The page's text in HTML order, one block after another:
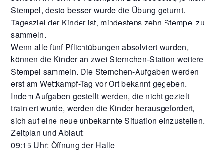
Stempel, desto besser wurde die Übung geturnt.
Tagesziel der Kinder ist, mindestens zehn Stempel zu
sammeln.
Wenn alle fünf Pflichtübungen absolviert wurden,
können die Kinder an zwei Sternchen-Station weitere
Stempel sammeln. Die Sternchen-Aufgaben werden
erst am Wettkampf-Tag vor Ort bekannt gegeben.
Indem Aufgaben gestellt werden, die nicht gezielt
trainiert wurde, werden die Kinder herausgefordert,
sich auf eine neue unbekannte Situation einzustellen.
Zeitplan und Ablauf:
09:15 Uhr: Öffnung der Halle